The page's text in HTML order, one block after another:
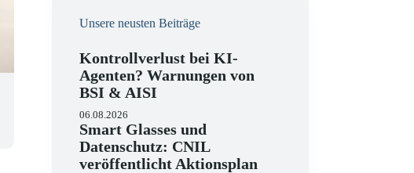
Unsere neusten Beiträge
Kontrollverlust bei KI-
Agenten? Warnungen von
BSI & AISI
06.08.2026
Smart Glasses und
Datenschutz: CNIL
veröffentlicht Aktionsplan